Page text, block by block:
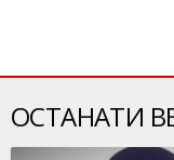
ОСТАНАТИ